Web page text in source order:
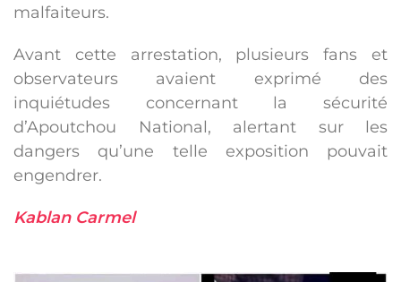
malfaiteurs.
Avant cette arrestation, plusieurs fans et
observateurs avaient exprimé des
inquiétudes concernant la sécurité
d’Apoutchou National, alertant sur les
dangers qu’une telle exposition pouvait
engendrer.
Kablan Carmel